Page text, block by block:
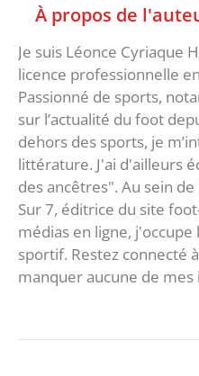
À propos de
Je suis Léonce Cyriaque
licence professionnelle
Passionné de sports,
sur l’actualité du foot
dehors des sports, je
littérature. J'ai d'ailleurs
des ancêtres". Au sein
Sur 7, éditrice du site
médias en ligne,
sportif. Restez connecté
manquer aucune de mes